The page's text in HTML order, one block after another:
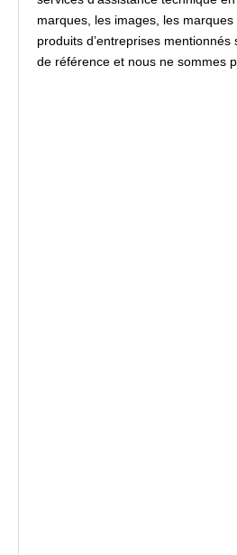
marques, les images, les
produits d’entreprises
de référence et nous ne sommes